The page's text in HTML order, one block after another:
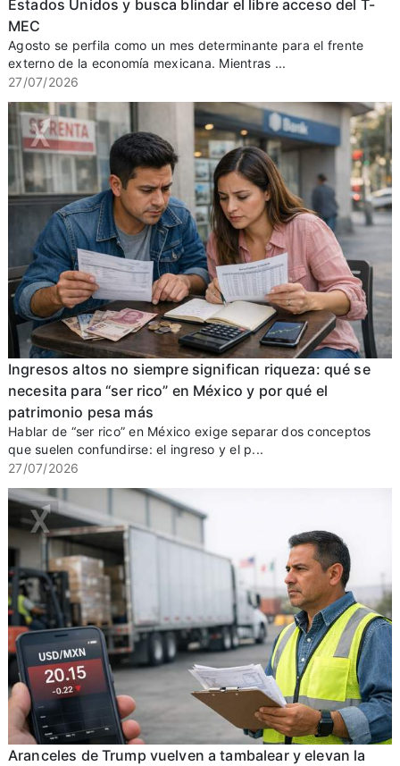
Estados Unidos y busca blindar el libre acceso del T-
MEC
Agosto se perfila como un mes determinante para el frente
externo de la economía mexicana. Mientras ...
27/07/2026
Ingresos altos no siempre significan riqueza: qué se
necesita para “ser rico” en México y por qué el
patrimonio pesa más
Hablar de “ser rico” en México exige separar dos conceptos
que suelen confundirse: el ingreso y el p...
27/07/2026
Aranceles de Trump vuelven a tambalear y elevan la